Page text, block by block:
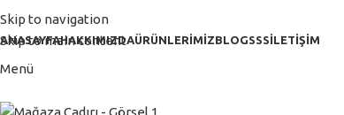
Skip to navigation
Skip to main content
ANASAYFAHAKKIMIZDAÜRÜNLERİMİZBLOGSSSİLETİŞİM
Menü